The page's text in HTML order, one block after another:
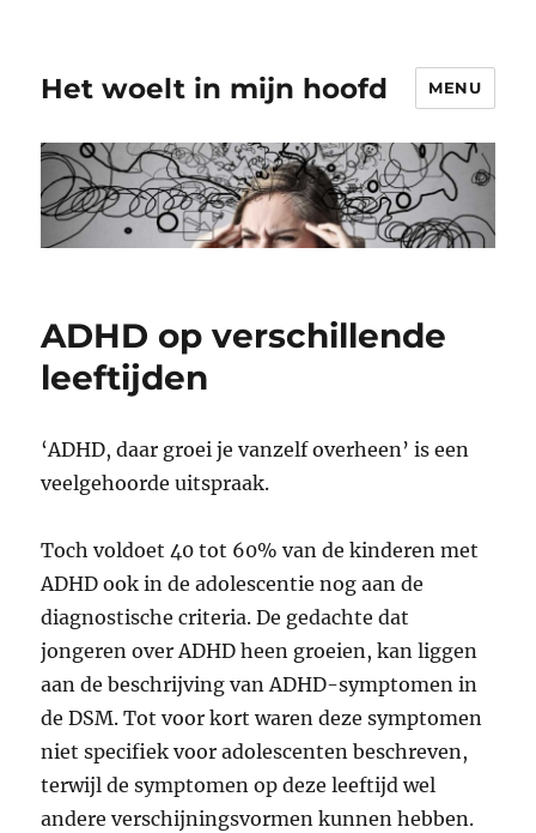
Het woelt in mijn hoofd MENU
ADHD op verschillende
leeftijden
‘ADHD, daar groei je vanzelf overheen’ is een
veelgehoorde uitspraak.
Toch voldoet 40 tot 60% van de kinderen met
ADHD ook in de adolescentie nog aan de
diagnostische criteria. De gedachte dat
jongeren over ADHD heen groeien, kan liggen
aan de beschrijving van ADHD-symptomen in
de DSM. Tot voor kort waren deze symptomen
niet specifiek voor adolescenten beschreven,
terwijl de symptomen op deze leeftijd wel
andere verschijningsvormen kunnen hebben.